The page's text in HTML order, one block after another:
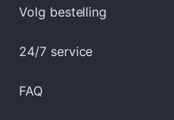
Volg bestelling
24/7 service
FAQ